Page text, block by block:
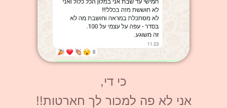
כי די,
אני לא פה למכור לך חארטות!!